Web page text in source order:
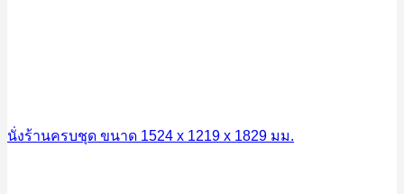
นั่งร้านครบชุด ขนาด 1524 x 1219 x 1829 มม.